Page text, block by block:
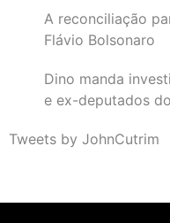
A reconciliação
Flávio Bolsonaro
Dino manda
e ex-deputados
Tweets by JohnCutrim